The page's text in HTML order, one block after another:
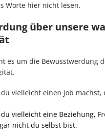
Worte hier nicht lesen.
über unsere
es um die Bewusstwerdung
du vielleicht einen Job
du vielleicht eine Beziehung,
nicht du selbst bist.